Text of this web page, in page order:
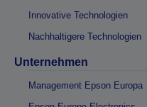
Innovative Technologien
Nachhaltigere Technologien
Unternehmen
Management Epson Europa